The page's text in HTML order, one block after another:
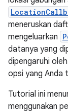
meneruskan
mengeluarkan
datanya yang
dipengaruhi
opsi yang Anda
Tutorial ini
menggunakan